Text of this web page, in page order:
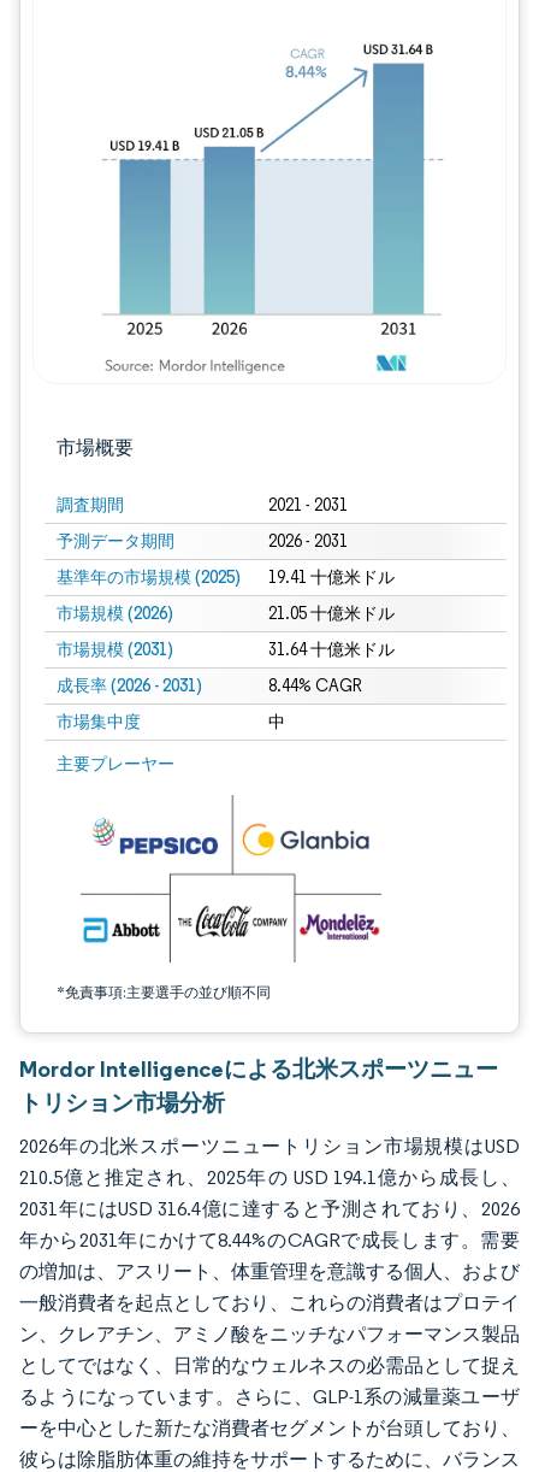
市場概要
調査期間 2021 - 2031
予測データ期間 2026 - 2031
基準年の市場規模 (2025) 19.41 十億米ドル
市場規模 (2026) 21.05 十億米ドル
市場規模 (2031) 31.64 十億米ドル
成長率 (2026 - 2031) 8.44% CAGR
市場集中度 中
主要プレーヤー
*免責事項:主要選手の並び順不同
画像 © Mordor Intelligence。再利用にはCC BY 4.0の表示が必要です。
画像 © Mordor Intelligence。再利用には
Mordor Intelligenceによる北米スポーツニュー
トリション市場分析
2026年の北米スポーツニュートリション市場規模はUSD
210.5億と推定され、2025年の USD 194.1億から成長し、
2031年にはUSD 316.4億に達すると予測されており、2026
年から2031年にかけて8.44%のCAGRで成長します。需要
の増加は、アスリート、体重管理を意識する個人、および
一般消費者を起点としており、これらの消費者はプロテイ
ン、クレアチン、アミノ酸をニッチなパフォーマンス製品
としてではなく、日常的なウェルネスの必需品として捉え
るようになっています。さらに、GLP-1系の減量薬ユーザ
ーを中心とした新たな消費者セグメントが台頭しており、
彼らは除脂肪体重の維持をサポートするために、バランス